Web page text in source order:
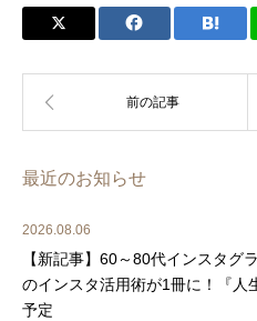
最近のお知らせ
2026.08.06
【新記事】60～80代インスタグ
のインスタ活用術が1冊に！『人
予定